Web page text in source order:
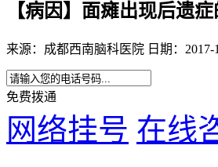
【病因】面瘫出现后遗
来源：成都西南脑科医院 日期：2017-
免费拨通
网络挂号 在线